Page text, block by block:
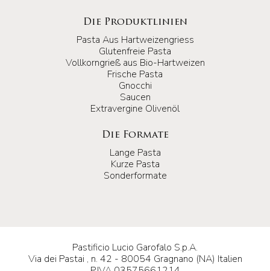
Die Produktlinien
Pasta Aus Hartweizengriess
Glutenfreie Pasta
Vollkorngrieß aus Bio-Hartweizen
Frische Pasta
Gnocchi
Saucen
Extravergine Olivenöl
Die Formate
Lange Pasta
Kurze Pasta
Sonderformate
Pastificio Lucio Garofalo S.p.A.
Via dei Pastai , n. 42 - 80054 Gragnano (NA) Italien